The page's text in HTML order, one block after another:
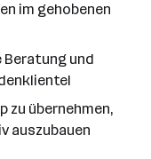
im gehobenen
und
zu übernehmen,
auszubauen